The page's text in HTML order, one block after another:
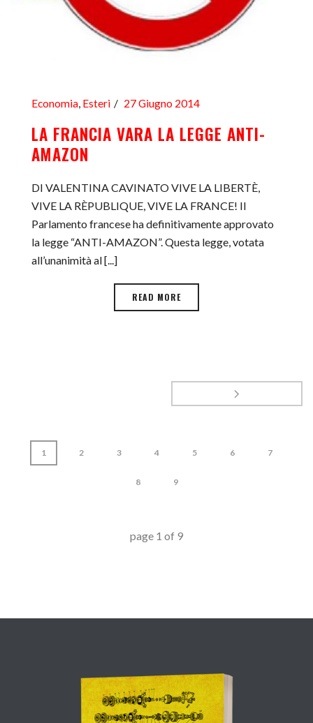
Economia Esteri 27 Giugno 2014
LA FRANCIA VARA LA LEGGE ANTI-
AMAZON
DI VALENTINA CAVINATO VIVE LA LIBERTÈ,
VIVE LA RÈPUBLIQUE, VIVE LA FRANCE! Il
Parlamento francese ha definitivamente approvato
la legge “ANTI-AMAZON”. Questa legge, votata
all’unanimità al [...]
READ MORE
1 2 3 4 5 6 7
8 9
page 1 of 9